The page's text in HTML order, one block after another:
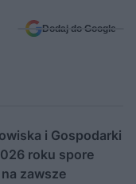
Dodaj do Google
i Gospodarki
roku spore
zawsze